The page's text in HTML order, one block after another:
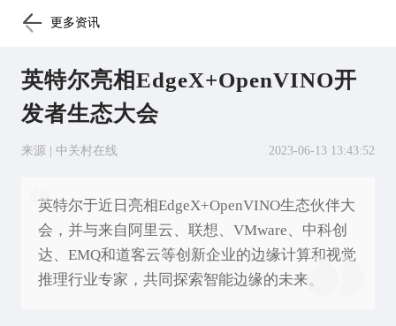
更多资讯
英特尔亮相EdgeX+OpenVINO开
发者生态大会
来源 | 中关村在线 2023-06-13 13:43:52
英特尔于近日亮相EdgeX+OpenVINO生态伙伴大
会，并与来自阿里云、联想、VMware、中科创
达、EMQ和道客云等创新企业的边缘计算和视觉
推理行业专家，共同探索智能边缘的未来。